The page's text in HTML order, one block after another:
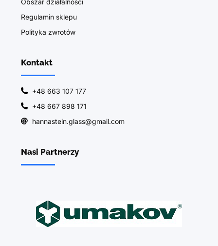
Regulamin sklepu
Polityka zwrotów
Kontakt
+48 663 107 177
+48 667 898 171
hannastein.glass@gmail.com
Nasi Partnerzy